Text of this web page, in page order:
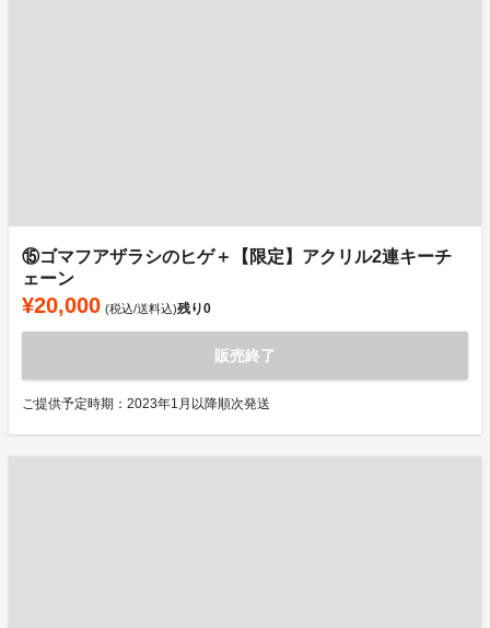
⑮ゴマフアザラシのヒゲ＋【限定】アクリル2連キーチ
ェーン
¥20,000 (税込/送料込)残り0
販売終了
ご提供予定時期：2023年1月以降順次発送